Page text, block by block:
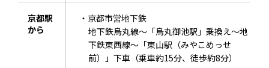
京都駅
から
・京都市営地下鉄
地下鉄烏丸線～「烏丸御池駅」乗換え～地
下鉄東西線～「東山駅（みやこめっせ
前）」下車（乗車約15分、徒歩約8分）